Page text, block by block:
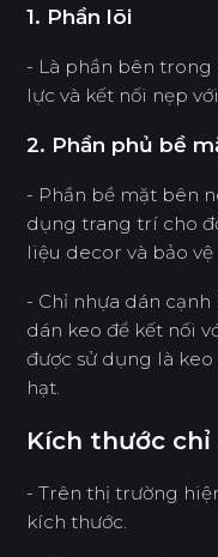
1. Phần lõi
- Là phần bên
lực và kết nối nẹp
2. Phần phủ bề
- Phần bề mặt bên
dụng trang trí cho
liệu decor và bảo vệ
- Chỉ nhựa dán
dán keo để kết nối
được sử dụng là
hạt.
Kích thước chỉ
- Trên thị trường
kích thước.